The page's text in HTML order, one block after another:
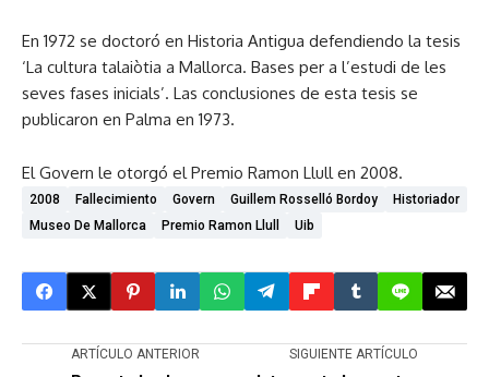
En 1972 se doctoró en Historia Antigua defendiendo la tesis
‘La cultura talaiòtia a Mallorca. Bases per a l’estudi de les
seves fases inicials’. Las conclusiones de esta tesis se
publicaron en Palma en 1973.
El Govern le otorgó el Premio Ramon Llull en 2008.
2008 Fallecimiento Govern Guillem Rosselló Bordoy
Historiador
Museo De Mallorca
Premio Ramon Llull Uib
ARTÍCULO ANTERIOR SIGUIENTE ARTÍCULO